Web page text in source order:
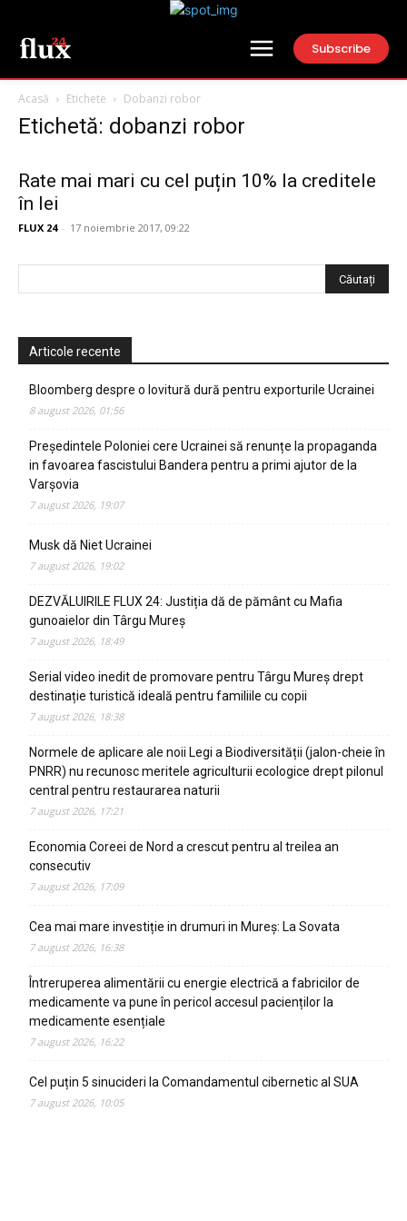
Subscribe
Acasă Etichete Dobanzi robor
Etichetă: dobanzi robor
Rate mai mari cu cel puțin 10% la creditele
în lei
FLUX 24 - 17 noiembrie 2017, 09:22
Articole recente
Bloomberg despre o lovitură dură pentru exporturile Ucrainei
8 august 2026, 01:56
Președintele Poloniei cere Ucrainei să renunțe la propaganda
in favoarea fascistului Bandera pentru a primi ajutor de la
Varșovia
7 august 2026, 19:07
Musk dă Niet Ucrainei
7 august 2026, 19:02
DEZVĂLUIRILE FLUX 24: Justiția dă de pământ cu Mafia
gunoaielor din Târgu Mureș
7 august 2026, 18:49
Serial video inedit de promovare pentru Târgu Mureș drept
destinație turistică ideală pentru familiile cu copii
7 august 2026, 18:38
Normele de aplicare ale noii Legi a Biodiversității (jalon-cheie în
PNRR) nu recunosc meritele agriculturii ecologice drept pilonul
central pentru restaurarea naturii
7 august 2026, 17:21
Economia Coreei de Nord a crescut pentru al treilea an
consecutiv
7 august 2026, 17:09
Cea mai mare investiție in drumuri in Mureș: La Sovata
7 august 2026, 16:38
Întreruperea alimentării cu energie electrică a fabricilor de
medicamente va pune în pericol accesul pacienților la
medicamente esențiale
7 august 2026, 16:22
Cel puțin 5 sinucideri la Comandamentul cibernetic al SUA
7 august 2026, 10:05